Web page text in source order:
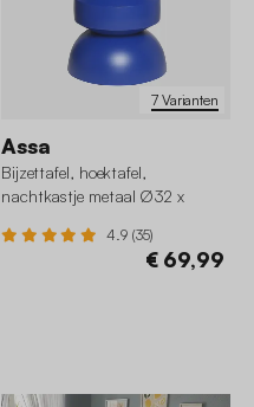
7 Varianten
Assa
Bijzettafel, hoektafel,
nachtkastje metaal Ø32 x
4.9 (35)
€ 69,99